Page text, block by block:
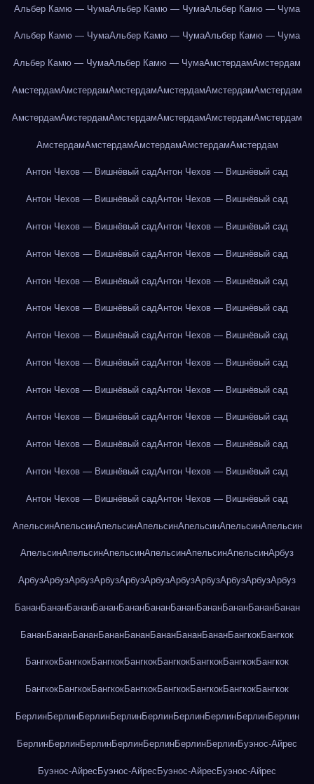
Альбер Камю — ЧумаАльбер Камю — ЧумаАльбер Камю — Чума
Альбер Камю — ЧумаАльбер Камю — ЧумаАльбер Камю — Чума
Альбер Камю — ЧумаАльбер Камю — ЧумаАмстердамАмстердам
АмстердамАмстердамАмстердамАмстердамАмстердамАмстердам
АмстердамАмстердамАмстердамАмстердамАмстердамАмстердам
АмстердамАмстердамАмстердамАмстердамАмстердам
Антон Чехов — Вишнёвый садАнтон Чехов — Вишнёвый сад
Антон Чехов — Вишнёвый садАнтон Чехов — Вишнёвый сад
Антон Чехов — Вишнёвый садАнтон Чехов — Вишнёвый сад
Антон Чехов — Вишнёвый садАнтон Чехов — Вишнёвый сад
Антон Чехов — Вишнёвый садАнтон Чехов — Вишнёвый сад
Антон Чехов — Вишнёвый садАнтон Чехов — Вишнёвый сад
Антон Чехов — Вишнёвый садАнтон Чехов — Вишнёвый сад
Антон Чехов — Вишнёвый садАнтон Чехов — Вишнёвый сад
Антон Чехов — Вишнёвый садАнтон Чехов — Вишнёвый сад
Антон Чехов — Вишнёвый садАнтон Чехов — Вишнёвый сад
Антон Чехов — Вишнёвый садАнтон Чехов — Вишнёвый сад
Антон Чехов — Вишнёвый садАнтон Чехов — Вишнёвый сад
Антон Чехов — Вишнёвый садАнтон Чехов — Вишнёвый сад
АпельсинАпельсинАпельсинАпельсинАпельсинАпельсинАпельсин
АпельсинАпельсинАпельсинАпельсинАпельсинАпельсинАрбуз
АрбузАрбузАрбузАрбузАрбузАрбузАрбузАрбузАрбузАрбузАрбуз
БананБананБананБананБананБананБананБананБананБананБанан
БананБананБананБананБананБананБананБананБангкокБангкок
БангкокБангкокБангкокБангкокБангкокБангкокБангкокБангкок
БангкокБангкокБангкокБангкокБангкокБангкокБангкокБангкок
БерлинБерлинБерлинБерлинБерлинБерлинБерлинБерлинБерлин
БерлинБерлинБерлинБерлинБерлинБерлинБерлинБуэнос-Айрес
Буэнос-АйресБуэнос-АйресБуэнос-АйресБуэнос-Айрес